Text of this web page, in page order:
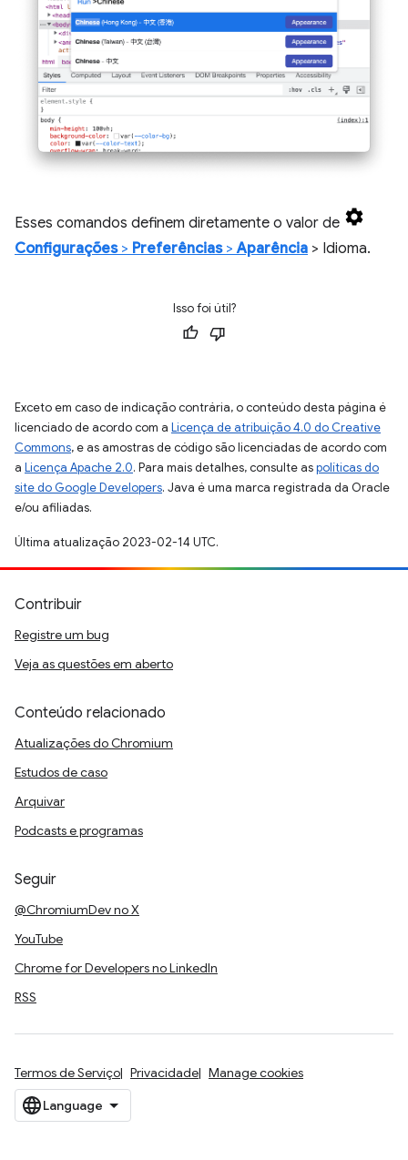
Esses comandos definem diretamente o valor de
Configurações> Preferências>Aparência > Idioma.
Isso foi útil?
Exceto em caso de indicação contrária, o conteúdo desta página é
licenciado de acordo com a Licença de atribuição 4.0 do Creative
Commons, e as amostras de código são licenciadas de acordo com
a Licença Apache 2.0. Para mais detalhes, consulte aspolíticas do
site do Google Developers. Java é uma marca registrada da Oracle
e/ou afiliadas.
Última atualização 2023-02-14 UTC.
Contribuir
Registre um bug
Veja as questões em aberto
Conteúdo relacionado
Atualizações do Chromium
Estudos de caso
Arquivar
Podcasts e programas
Seguir
@ChromiumDev no X
YouTube
Chrome for Developers no LinkedIn
RSS
Termos de Serviço Privacidade Manage cookies